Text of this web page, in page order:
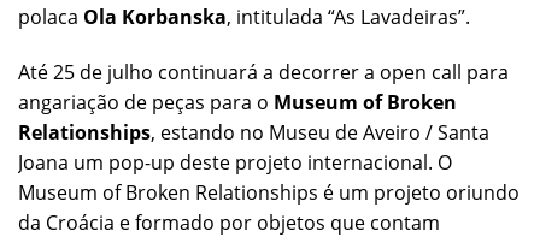
polaca Ola Korbanska, intitulada “As Lavadeiras”.
Até 25 de julho continuará a decorrer a open call para
angariação de peças para o Museum of Broken
Relationships, estando no Museu de Aveiro / Santa
Joana um pop-up deste projeto internacional. O
Museum of Broken Relationships é um projeto oriundo
da Croácia e formado por objetos que contam